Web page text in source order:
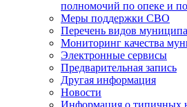
полномочий по опеке и
Меры поддержки СВО
Перечень видов
Мониторинг качества
Электронные сервисы
Предварительная запись
Другая информация
Новости
Информация о типичных